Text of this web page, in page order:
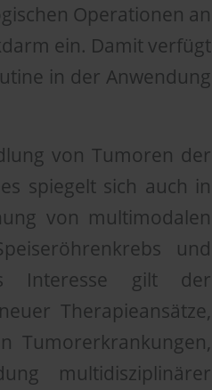
Operationen an
ein. Damit verfügt
in der Anwendung
von Tumoren der
spiegelt sich auch in
von multimodalen
und
Interesse gilt der
Therapieansätze,
Tumorerkrankungen,
multidisziplinärer